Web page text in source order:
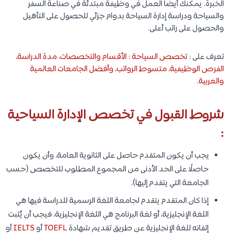
الخبرة. يمكنك أيضًا العمل في وظيفة مبتدئة في صناعة السفر
والسياحة ودراسة إدارة السياحة بدوام جزئي للحصول على التأهيل
والحصول على راتب أعلى.
تعرف على :تخصص السياحة : الأقسام والتخصصات، مدة الدراسة،
الفرص الوظيفية، متسوط الرواتب، وأفضل الجامعات العالمية
والعربية.
شروط القبول في تخصص الإدارة السياحية
:
يجب أن يكون المتقدم حاصل على الثانوية العامة، وأن يكون
حاصلًا على الحد الأدنى من المجموع المطلوب للتخصص (حسب
الجامعة التي يتقدم إليها).
إذا كان المتقدم يتقدم لجامعة اللغة الرسمية للدراسة فيها هي
اللغة الإنجليزية، أو لغة البرنامج هي اللغة الإنجليزية، فيجب أن يُثبت
إتقانه للغة الإنجليزية عن طريق تقديم شهادةTOEFLأوIELTSأو